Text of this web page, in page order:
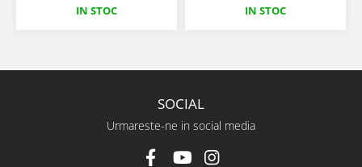
IN STOC IN STOC
SOCIAL
Urmareste-ne in social media